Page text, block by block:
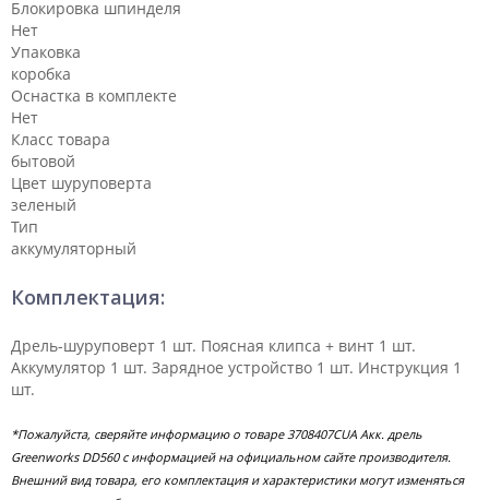
Блокировка шпинделя
Нет
Упаковка
коробка
Оснастка в комплекте
Нет
Класс товара
бытовой
Цвет шуруповерта
зеленый
Тип
аккумуляторный
Комплектация:
Дрель-шуруповерт 1 шт. Поясная клипса + винт 1 шт.
Аккумулятор 1 шт. Зарядное устройство 1 шт. Инструкция 1
шт.
*Пожалуйста, сверяйте информацию о товаре 3708407CUA Акк. дрель
Greenworks DD560 с информацией на официальном сайте производителя.
Внешний вид товара, его комплектация и характеристики могут изменяться